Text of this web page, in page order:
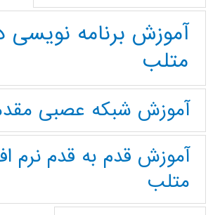
آموزش برنامه نویسی
متلب
آموزش شبکه عصبی
آموزش قدم به قدم نرم
متلب